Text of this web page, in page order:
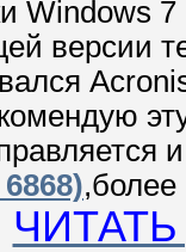
Windows
версии